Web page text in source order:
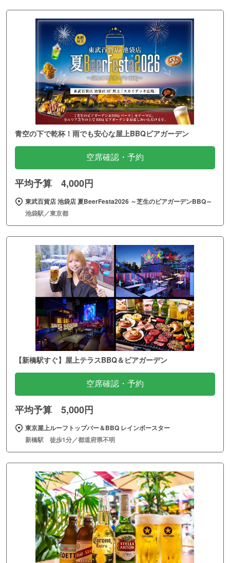
青空の下で乾杯！雨でも安心な屋上BBQビアガーデン
空席確認・予約
平均予算 4,000円
東武百貨店 池袋店 夏BeerFesta2026 ～芝生のビアガーデンBBQ～
池袋駅／東京都
【新橋駅すぐ】屋上テラスBBQ＆ビアガーデン
空席確認・予約
平均予算 5,000円
東京屋上ルーフトップバー＆BBQ レインボースター
新橋駅 徒歩1分／都道府県不明